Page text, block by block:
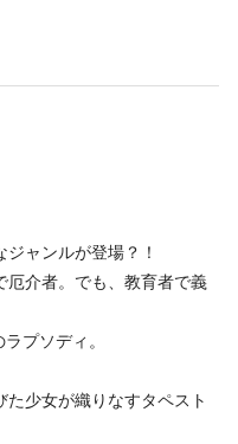
ャンルが登場？！
介者。でも、教育者で義
プソディ。
少女が織りなすタペスト